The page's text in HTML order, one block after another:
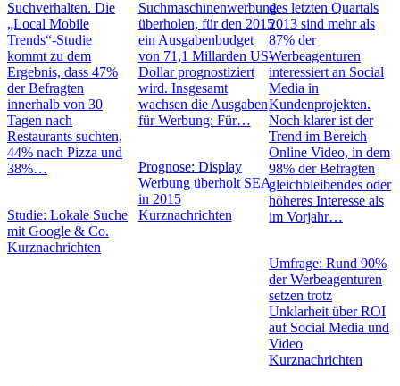
Suchverhalten. Die
„Local Mobile
Trends“-Studie
kommt zu dem
Ergebnis, dass 47%
der Befragten
innerhalb von 30
Tagen nach
Restaurants suchten,
44% nach Pizza und
38%…
Studie: Lokale Suche
mit Google & Co.
Kurznachrichten
Suchmaschinenwerbung
überholen, für den 2015
ein Ausgabenbudget
von 71,1 Millarden US-
Dollar prognostiziert
wird. Insgesamt
wachsen die Ausgaben
für Werbung: Für…
Prognose: Display
Werbung überholt SEA
in 2015
Kurznachrichten
des letzten Quartals
2013 sind mehr als
87% der
Werbeagenturen
interessiert an Social
Media in
Kundenprojekten.
Noch klarer ist der
Trend im Bereich
Online Video, in dem
98% der Befragten
gleichbleibendes oder
höheres Interesse als
im Vorjahr…
Umfrage: Rund 90%
der Werbeagenturen
setzen trotz
Unklarheit über ROI
auf Social Media und
Video
Kurznachrichten